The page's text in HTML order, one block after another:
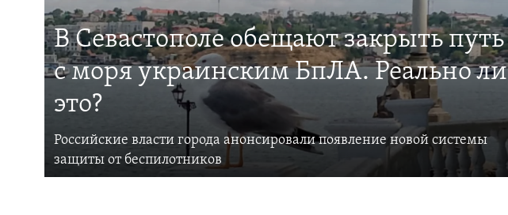
В Севастополе обещают закрыть путь
с моря украинским БпЛА. Реально ли
это?
Российские власти города анонсировали появление новой системы
защиты от беспилотников